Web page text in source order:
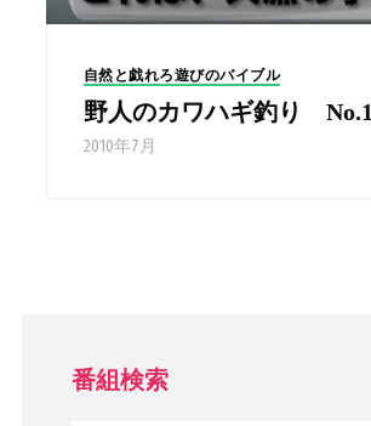
自然と戯れろ遊びのバイブル
野人のカワハギ釣り No.1
2010年7月
番組検索